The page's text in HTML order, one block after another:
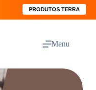
PRODUTOS TERRA
Menu